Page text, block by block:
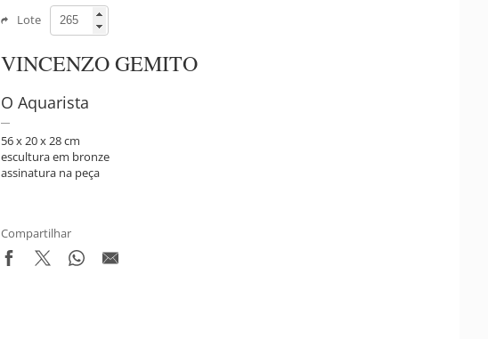
Lote
VINCENZO GEMITO
O Aquarista
56 x 20 x 28 cm
escultura em bronze
assinatura na peça
Compartilhar